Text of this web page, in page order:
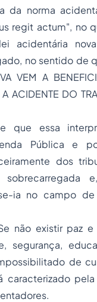
da norma
regit actum", no
acidentária
no sentido de
VEM A
A ACIDENTE DO
que essa
Pública e
dos
sobrecarregada
ia no campo
não existir paz e
segurança,
de
caracterizado